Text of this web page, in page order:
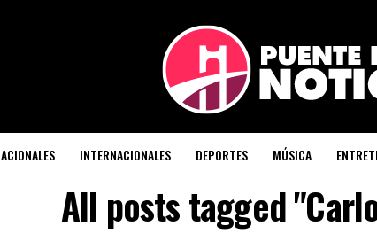
INTERNACIONALES DEPORTES MÚSICA
All posts tagged